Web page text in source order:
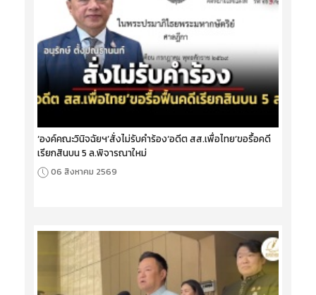
‘องค์คณะวินิจฉัยฯ’สั่งไม่รับคำร้อง‘อดีต สส.เพื่อไทย’ขอรื้อคดี
เรียกสินบน 5 ล.พิจารณาใหม่
06 สิงหาคม 2569